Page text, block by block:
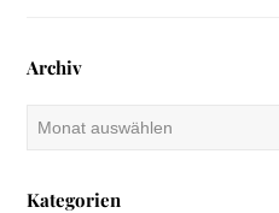
Archiv
Kategorien